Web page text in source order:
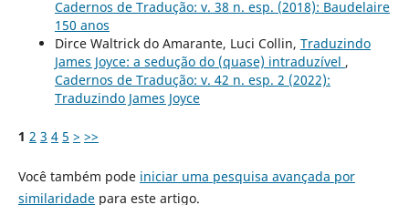
Cadernos de Tradução: v. 38 n. esp. (2018): Baudelaire
150 anos
Dirce Waltrick do Amarante, Luci Collin, Traduzindo
James Joyce: a sedução do (quase) intraduzível ,
Cadernos de Tradução: v. 42 n. esp. 2 (2022):
Traduzindo James Joyce
1 2 3 4 5 > >>
Você também pode iniciar uma pesquisa avançada por
similaridadepara este artigo.